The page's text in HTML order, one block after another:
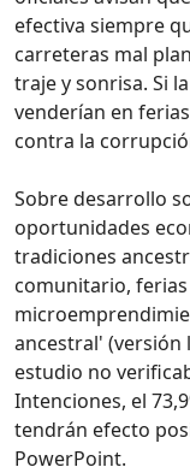
efectiva siempre
carreteras mal
traje y sonrisa. Si
venderían en
contra la
Sobre desarrollo
oportunidades
tradiciones
comunitario,
ancestral' (versión
estudio no
Intenciones, el
tendrán efecto
PowerPoint.